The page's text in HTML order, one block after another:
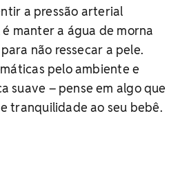
a pressão arterial
manter a água de morna
não ressecar a pele.
pelo ambiente e
suave – pense em algo que
tranquilidade ao seu bebê.